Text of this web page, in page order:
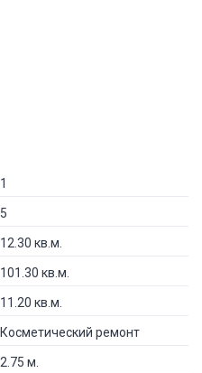
1
5
12.30 кв.м.
101.30 кв.м.
11.20 кв.м.
Косметический ремонт
2.75 м.